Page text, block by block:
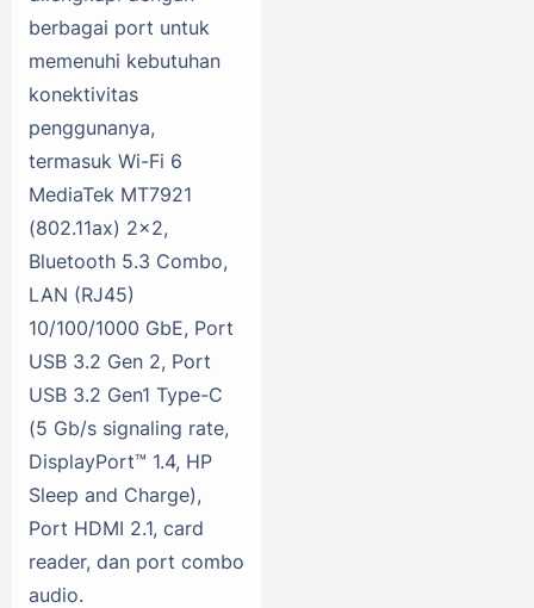
berbagai port untuk
memenuhi kebutuhan
konektivitas
penggunanya,
termasuk Wi-Fi 6
MediaTek MT7921
(802.11ax) 2x2,
Bluetooth 5.3 Combo,
LAN (RJ45)
10/100/1000 GbE, Port
USB 3.2 Gen 2, Port
USB 3.2 Gen1 Type-C
(5 Gb/s signaling rate,
DisplayPort™ 1.4, HP
Sleep and Charge),
Port HDMI 2.1, card
reader, dan port combo
audio.